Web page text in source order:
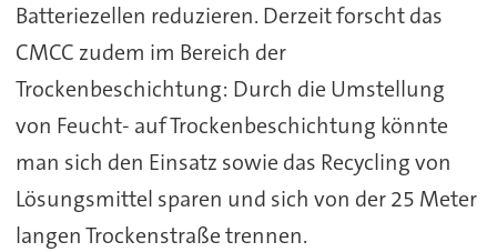
Batteriezellen reduzieren. Derzeit forscht das
CMCC zudem im Bereich der
Trockenbeschichtung: Durch die Umstellung
von Feucht- auf Trockenbeschichtung könnte
man sich den Einsatz sowie das Recycling von
Lösungsmittel sparen und sich von der 25 Meter
langen Trockenstraße trennen.